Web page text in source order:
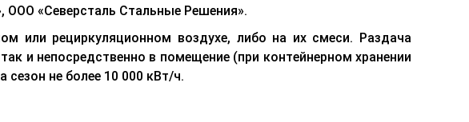
«Северсталь Стальные Решения».
или рециркуляционном воздухе, либо на их смеси. Раздача
и непосредственно в помещение (при контейнерном хранении
не более 10 000 кВт/ч.